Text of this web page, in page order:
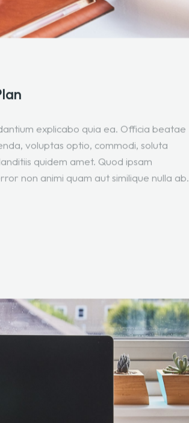
explicabo quia ea. Officia beatae
voluptas optio, commodi, soluta
quidem amet. Quod ipsam
non animi quam aut similique nulla ab.